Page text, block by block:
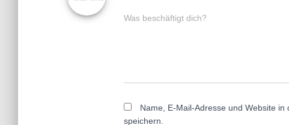
Was beschäftigt dich?
Name, E-Mail-Adresse und Website
speichern.